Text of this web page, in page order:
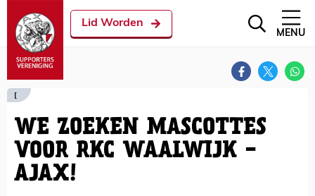
Lid Worden
MENU
[
WE ZOEKEN MASCOTTES
VOOR RKC WAALWIJK -
AJAX!